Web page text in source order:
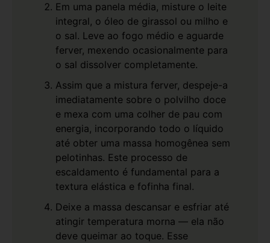
Em uma panela média, misture o leite
integral, o óleo de girassol ou milho e
o sal. Leve ao fogo médio e aguarde
ferver, mexendo ocasionalmente para
o sal dissolver completamente.
Assim que a mistura ferver, despeje-a
imediatamente sobre o polvilho doce
e mexa com uma colher de pau com
energia, incorporando todo o líquido
até obter uma massa homogênea sem
pelotinhas. Este processo de
escaldamento é fundamental para a
textura elástica e fofinha final.
Deixe a massa descansar e esfriar até
atingir temperatura morna — ela não
deve queimar ao toque. Esse